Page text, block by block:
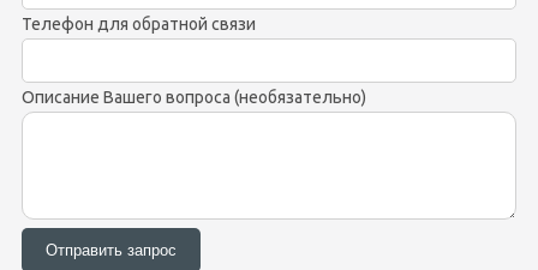
Телефон для обратной связи
Описание Вашего вопроса (необязательно)